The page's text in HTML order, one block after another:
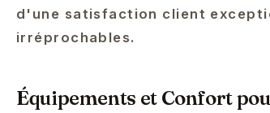
d'une satisfaction client
irréprochables.
Équipements et Confort